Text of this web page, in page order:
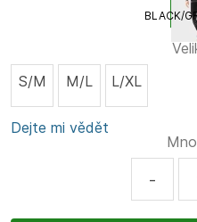
BLACK/
S/M
M/L L/XL
Dejte mi vědět
-